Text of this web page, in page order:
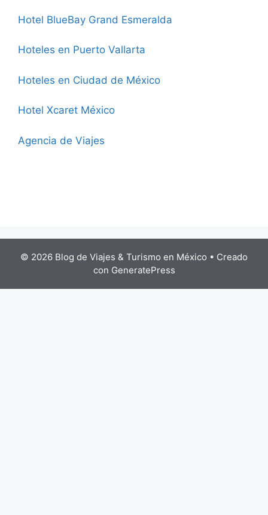
Hotel BlueBay Grand Esmeralda
Hoteles en Puerto Vallarta
Hoteles en Ciudad de México
Hotel Xcaret México
Agencia de Viajes
© 2026 Blog de Viajes & Turismo en México • Creado
con GeneratePress